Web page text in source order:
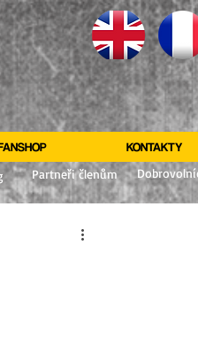
KONTAKTY
Partneři členům